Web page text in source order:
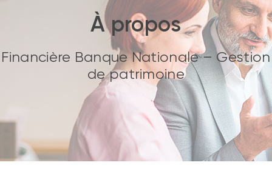
À propos
Financière Banque Nationale – Gestion
de patrimoine